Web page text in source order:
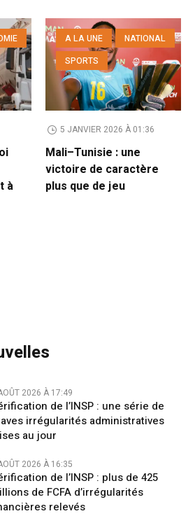
à
A LA UNE
NATIONAL
SPORTS
5 JANVIER 2026 À 01:36
Mali–Tunisie : une
victoire de caractère
plus que de jeu
2026 À 17:49
de l’INSP : une série de
irrégularités administratives
au jour
2026 À 16:35
de l’INSP : plus de 425
de FCFA d’irrégularités
relevés